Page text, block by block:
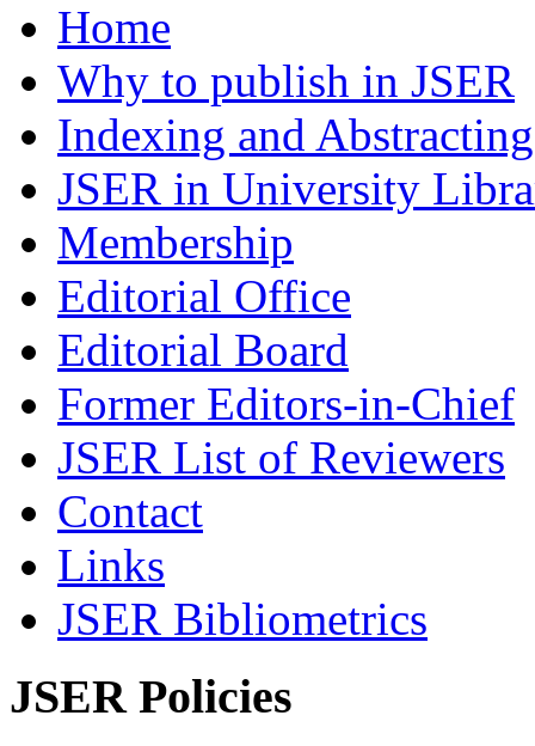
Home
Why to publish in JSER
Indexing and Abstracting
JSER in University
Membership
Editorial Office
Editorial Board
Former Editors-in-Chief
JSER List of Reviewers
Contact
Links
JSER Bibliometrics
JSER Policies